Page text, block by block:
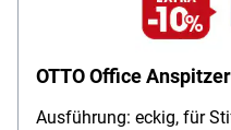
OTTO Office
Ausführung: eckig, für